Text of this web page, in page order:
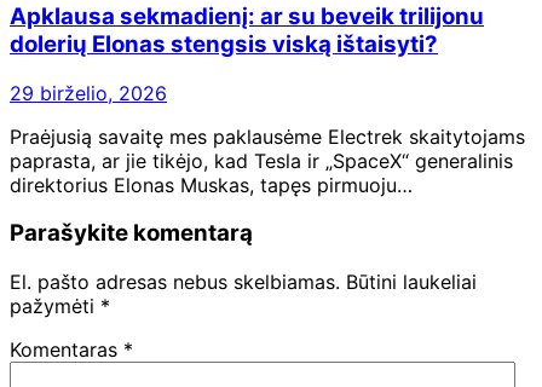
Apklausa sekmadienį: ar su beveik trilijonu
dolerių Elonas stengsis viską ištaisyti?
29 birželio, 2026
Praėjusią savaitę mes paklausėme Electrek skaitytojams
paprasta, ar jie tikėjo, kad Tesla ir „SpaceX“ generalinis
direktorius Elonas Muskas, tapęs pirmuoju…
Parašykite komentarą
El. pašto adresas nebus skelbiamas. Būtini laukeliai
pažymėti *
Komentaras *